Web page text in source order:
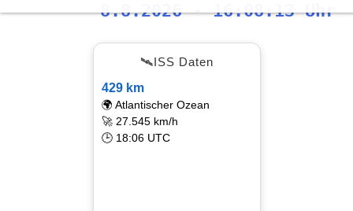
8.8.2026 - 16:08:14 Uhr
🛰ISS Daten
429 km
🌍 Atlantischer Ozean
🚀 27.545 km/h
🕒 18:06 UTC